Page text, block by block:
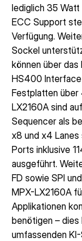
lediglich 35
ECC Support
Verfügung.
Sockel
können über das
HS400
Festplatten über
LX2160A sind
Sequencer als
x8 und x4
Ports inklusive
ausgeführt.
FD sowie SPI
MPX-LX2160A
Applikationen
benötigen – dies
umfassenden